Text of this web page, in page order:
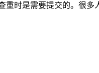
重时是需要提交的。很